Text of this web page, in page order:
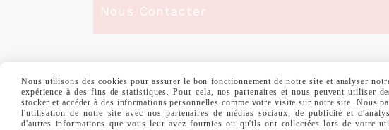
Nous Contacter
MENTIONS LÉGALES CONDITIONS GÉNÉRALES DE VENTE
Nous utilisons des cookies pour assurer le bon fonctionnement de notre site et analyser
expérience à des fins de statistiques. Pour cela, nos partenaires et nous peuvent utiliser
stocker et accéder à des informations personnelles comme votre visite sur notre site. Nous
l'utilisation de notre site avec nos partenaires de médias sociaux, de publicité et
d'autres informations que vous leur avez fournies ou qu'ils ont collectées lors de votre